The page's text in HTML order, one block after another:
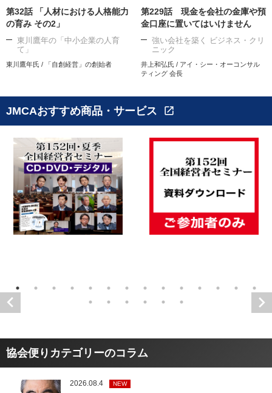
第32話 「人材における人格能力
の育み その2」
東川鷹年の「中小企業の人育
て」
東川鷹年氏 / 「自創経営」の創始者
第229話 現金を会社の金庫や預
金口座に置いてはいけません
強い会社を築く ビジネス・クリ
ニック
井上和弘氏 / アイ・シー・オーコンサル
ティング 会長
JMCAおすすめ商品・サービス open_in_new
協会便りカテゴリーのコラム
2026.08.4 NEW